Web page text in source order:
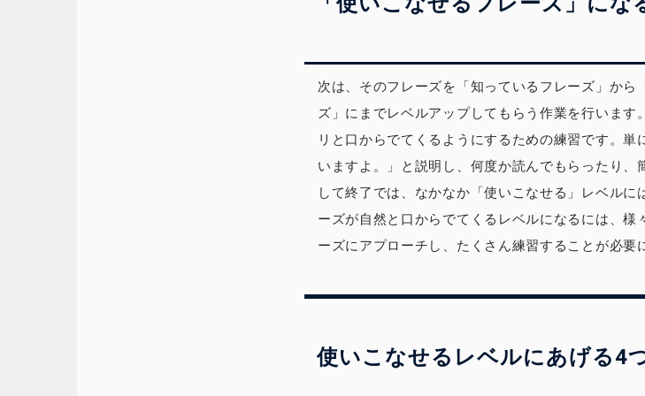
次は、そのフレーズを「知っているフレーズ」から
ズ」にまでレベルアップしてもらう作業を行います
リと口からでてくるようにするための練習です。単
いますよ。」と説明し、何度か読んでもらったり、
して終了では、なかなか「使いこなせる」レベルに
ーズが自然と口からでてくるレベルになるには、様
ーズにアプローチし、たくさん練習することが必要
使いこなせるレベルにあげる4